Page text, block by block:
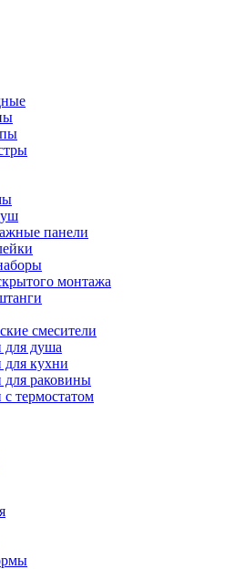
панели
монтажа
смесители
для душа
для кухни
для раковины
термостатом